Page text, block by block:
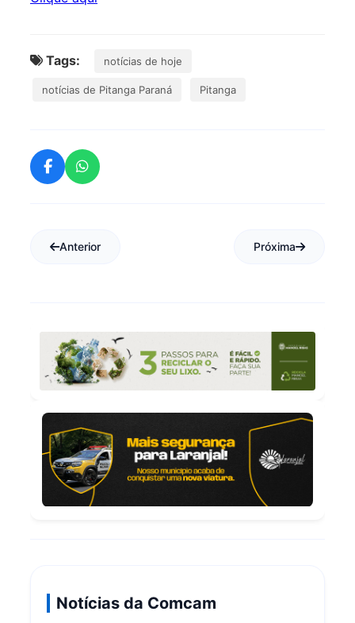
Tags: notícias de hoje
notícias de Pitanga Paraná Pitanga
Anterior Próxima
Notícias da Comcam